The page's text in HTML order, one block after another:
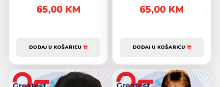
65,00 KM
DODAJ U KOŠARICU
65,00 KM
DODAJ U KOŠARICU